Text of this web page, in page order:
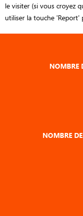
le visiter (si vous croyez
utiliser la touche 'Report'
NOMBRE
NOMBRE